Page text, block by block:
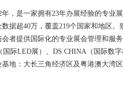
年，是一家拥有23年办展经验的专业
据超40万，覆盖219个国家和地区
者提供国际化的专业展会管理和服
际LED展）、DS CHINA（国际数
地：大长三角经济区及粤港澳大湾